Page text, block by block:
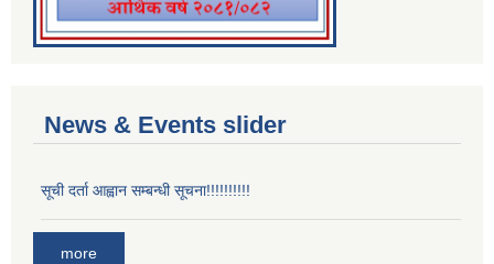
News & Events slider
सूची दर्ता आह्वान सम्बन्धी सूचना!!!!!!!!!!
more